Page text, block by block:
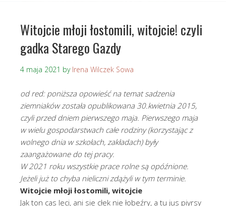
Witojcie młoji łostomili, witojcie! czyli
gadka Starego Gazdy
4 maja 2021 by Irena Wilczek Sowa
od red: poniższa opowieść na temat sadzenia
ziemniaków została opublikowana 30.kwietnia 2015,
czyli przed dniem pierwszego maja. Pierwszego maja
w wielu gospodarstwach całe rodziny (korzystając z
wolnego dnia w szkołach, zakładach) były
zaangażowane do tej pracy.
W 2021 roku wszystkie prace rolne są opóźnione.
Jeżeli już to chyba nieliczni zdążyli w tym terminie.
Witojcie młoji łostomili, witojcie
Jak ton cas leci, ani sie cłek nie łobeźry, a tu jus piyrsy